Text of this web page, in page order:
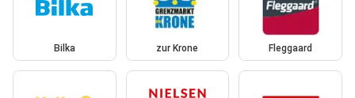
Bilka zur Krone Fleggaard